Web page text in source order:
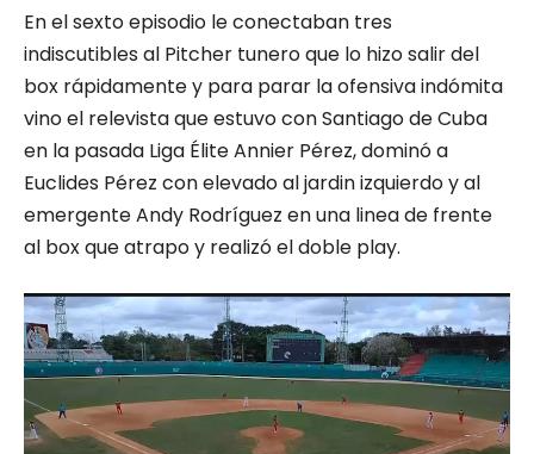
En el sexto episodio le conectaban tres
indiscutibles al Pitcher tunero que lo hizo salir del
box rápidamente y para parar la ofensiva indómita
vino el relevista que estuvo con Santiago de Cuba
en la pasada Liga Élite Annier Pérez, dominó a
Euclides Pérez con elevado al jardin izquierdo y al
emergente Andy Rodríguez en una linea de frente
al box que atrapo y realizó el doble play.